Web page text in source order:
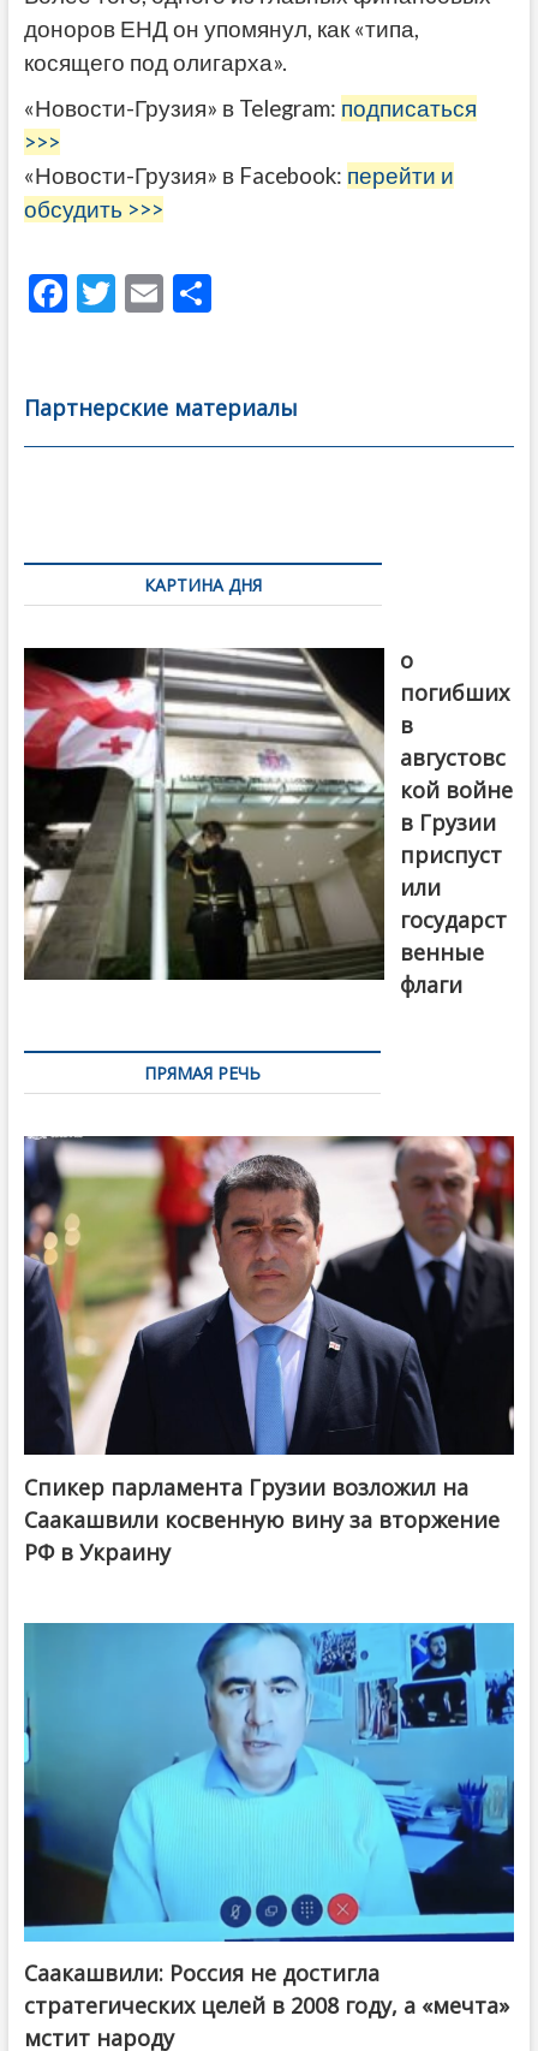
доноров ЕНД он упомянул, как «типа,
косящего под олигарха».
«Новости-Грузия» в Telegram: подписаться
>>>
«Новости-Грузия» в Facebook: перейти и
обсудить >>>
F
b
o
T
er
E
l
О
а
в
Партнерские материалы
по
записямКАРТИНА ДНЯ
о
погибших
в
августовс
кой войне
в Грузии
приспуст
или
государст
венные
флаги
ПРЯМАЯ РЕЧЬ
Спикер парламента Грузии возложил на
Саакашвили косвенную вину за вторжение
РФ в Украину
Саакашвили: Россия не достигла
стратегических целей в 2008 году, а «мечта»
мстит народу